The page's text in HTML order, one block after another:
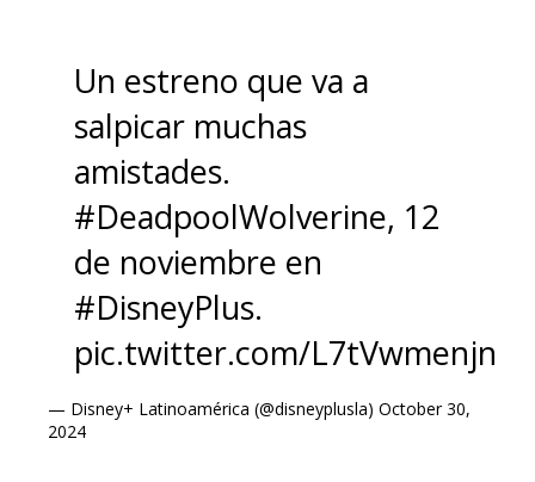
Un estreno que va a
salpicar muchas
amistades.
#DeadpoolWolverine, 12
de noviembre en
#DisneyPlus.
pic.twitter.com/L7tVwmenjn
— Disney+ Latinoamérica (@disneyplusla) October 30,
2024